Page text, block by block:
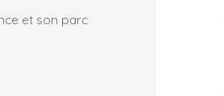
et son parc